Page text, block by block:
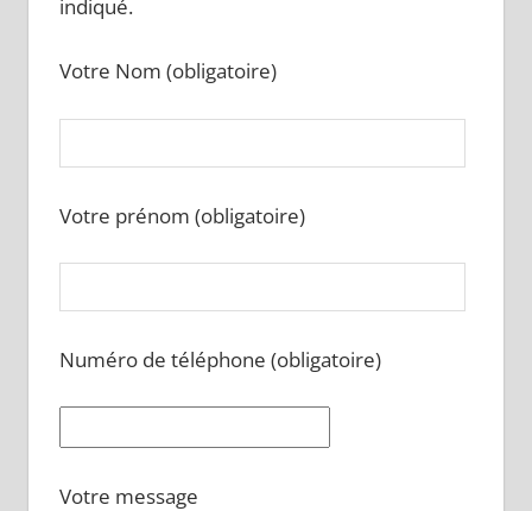
indiqué.
Votre Nom (obligatoire)
Votre prénom (obligatoire)
Numéro de téléphone (obligatoire)
Votre message